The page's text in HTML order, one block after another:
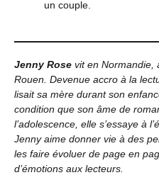
un couple.
Jenny Rose vit en Normandie,
Rouen. Devenue accro à la
lisait sa mère durant son
condition que son âme de
l’adolescence, elle s’essaye à
Jenny aime donner vie à des
les faire évoluer de page en
d’émotions aux lecteurs.